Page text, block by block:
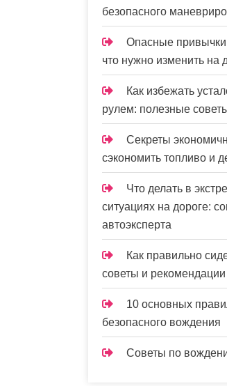
безопасного
Опасные привычки
что нужно изменить на
Как избежать
рулем: полезные
Секреты
сэкономить топливо и
Что делать в
ситуациях на дороге:
автоэксперта
Как правильно
советы и рекомендации
10 основных
безопасного вождения
Советы по